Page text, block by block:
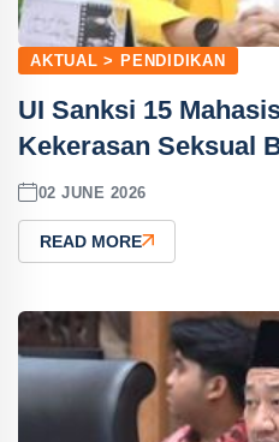
AKTUAL > PENDIDIKAN
UI Sanksi 15
Kekerasan Seksual
02 JUNE 2026
READ MORE